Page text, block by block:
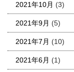
2021年10月 (3)
2021年9月 (5)
2021年7月 (10)
2021年6月 (1)